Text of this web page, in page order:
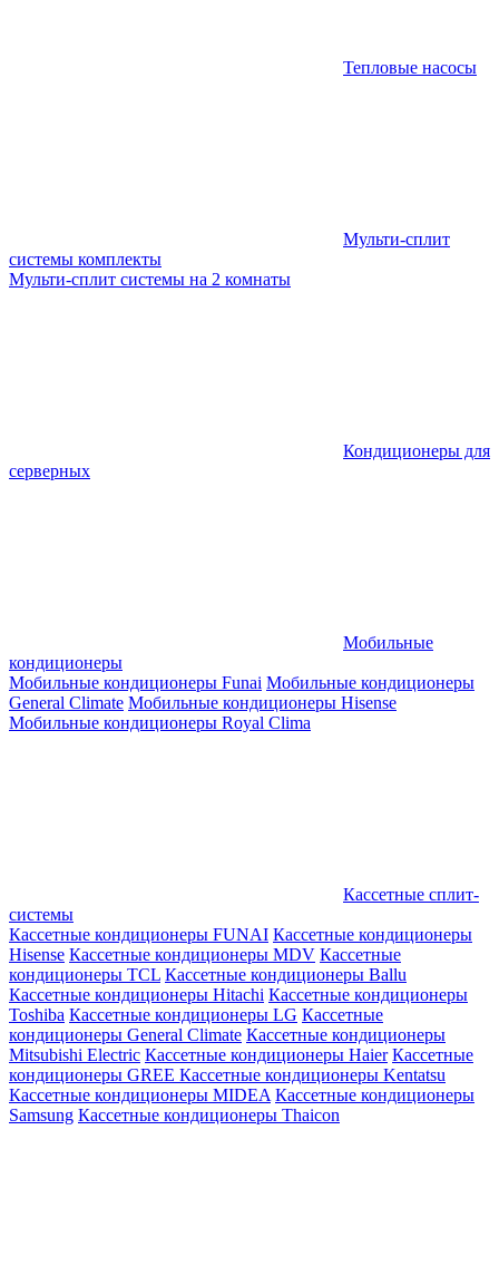
Тепловые насосы
Мульти-сплит
системы комплекты
Мульти-сплит системы на 2 комнаты
Кондиционеры для
серверных
Мобильные
кондиционеры
Мобильные кондиционеры Funai Мобильные кондиционеры
General Climate Мобильные кондиционеры Hisense
Мобильные кондиционеры Royal Clima
Кассетные сплит-
системы
Кассетные кондиционеры FUNAI Кассетные кондиционеры
Hisense Кассетные кондиционеры MDV Кассетные
кондиционеры TCL Кассетные кондиционеры Ballu
Кассетные кондиционеры Hitachi Кассетные кондиционеры
Toshiba Кассетные кондиционеры LG Кассетные
кондиционеры General Climate Кассетные кондиционеры
Mitsubishi Electric Кассетные кондиционеры Haier Кассетные
кондиционеры GREE Кассетные кондиционеры Kentatsu
Кассетные кондиционеры MIDEA Кассетные кондиционеры
Samsung Кассетные кондиционеры Thaicon